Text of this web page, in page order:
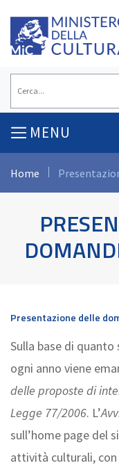
content
MENU
Home
Presentazione delle
Sulla base di
ogni anno viene
delle proposte di
Legge 77/2006. L’
sull’home page del
attività culturali,